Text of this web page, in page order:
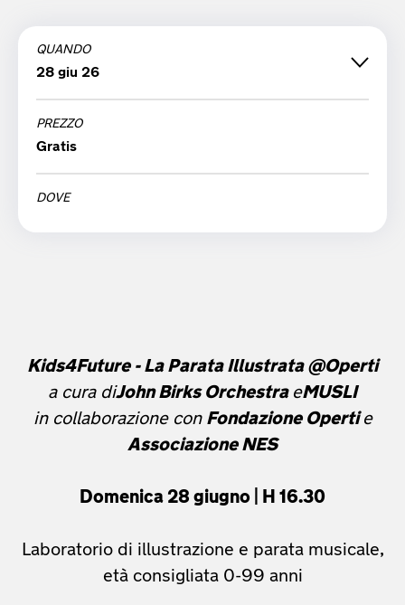
QUANDO
28 giu 26
domenica 28 giugno '26
PREZZO
Gratis
DOVE
Kids4Future - La Parata Illustrata @Operti
a cura diJohn Birks Orchestra eMUSLI
in collaborazione con Fondazione Opertie
Associazione NES
Domenica 28 giugno | H 16.30
Laboratorio di illustrazione e parata musicale,
età consigliata 0-99 anni